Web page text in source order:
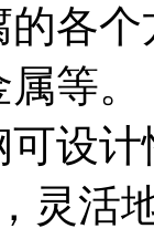
各
等。
设计
灵活